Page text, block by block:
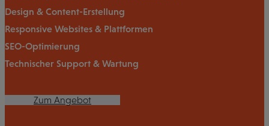
Design & Content-Erstellung
Responsive Websites & Plattformen
SEO-Optimierung
Technischer Support & Wartung
Zum Angebot